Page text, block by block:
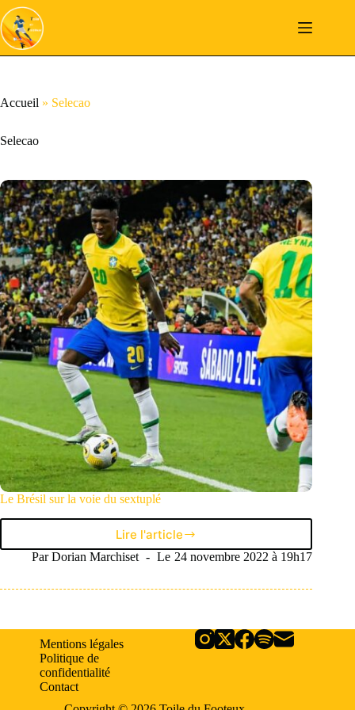
Passer
au
contenu
Accueil » Selecao
Selecao
Le Brésil sur la voie du sextuplé
Lire l'article
Le
Brésil
la
sextuplé
Par Dorian Marchiset Le 24 novembre 2022 à 19h17
Mentions légales
Politique de
confidentialité
Contact